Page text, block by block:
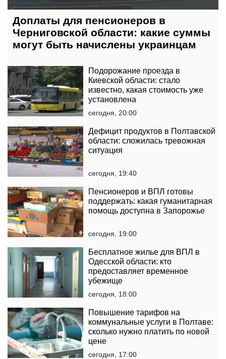
Доплаты для пенсионеров в
Черниговской области: какие суммы
могут быть начислены украинцам
Подорожание проезда в
Киевской области: стало
известно, какая стоимость уже
установлена
сегодня, 20:00
Дефицит продуктов в Полтавской
области: сложилась тревожная
ситуация
сегодня, 19:40
Пенсионеров и ВПЛ готовы
поддержать: какая гуманитарная
помощь доступна в Запорожье
сегодня, 19:00
Бесплатное жилье для ВПЛ в
Одесской области: кто
предоставляет временное
убежище
сегодня, 18:00
Повышение тарифов на
коммунальные услуги в Полтаве:
сколько нужно платить по новой
цене
сегодня, 17:00